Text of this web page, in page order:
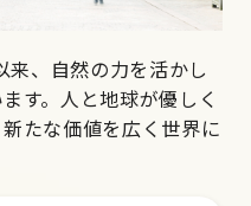
、自然の力を活かし
す。人と地球が優しく
たな価値を広く世界に